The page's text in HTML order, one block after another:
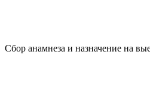
Сбор анамнеза и назначение на